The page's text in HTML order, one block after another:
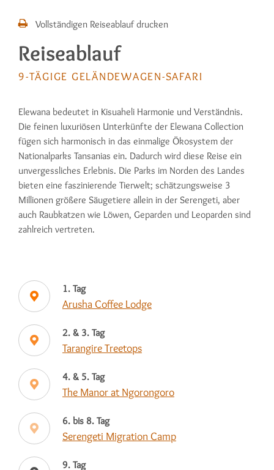
Vollständigen Reiseablauf drucken
Reiseablauf
9-TÄGIGE GELÄNDEWAGEN-SAFARI
Elewana bedeutet in Kisuaheli Harmonie und Verständnis.
Die feinen luxuriösen Unterkünfte der Elewana Collection
fügen sich harmonisch in das einmalige Ökosystem der
Nationalparks Tansanias ein. Dadurch wird diese Reise ein
unvergessliches Erlebnis. Die Parks im Norden des Landes
bieten eine faszinierende Tierwelt; schätzungsweise 3
Millionen größere Säugetiere allein in der Serengeti, aber
auch Raubkatzen wie Löwen, Geparden und Leoparden sind
zahlreich vertreten.
1. Tag
Arusha Coffee Lodge
2. & 3. Tag
Tarangire Treetops
4. & 5. Tag
The Manor at Ngorongoro
6. bis 8. Tag
Serengeti Migration Camp
9. Tag